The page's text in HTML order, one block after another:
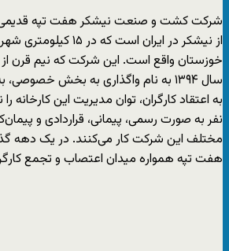
شرکت کشت و صنعت نیشکر هفت تپه
از نیشکر در ایران است که
خوزستان واقع است. این شرکت که نیم قرن
سال ۱۳۹۴ به نام واگذاری به بخش
به اعتقاد کارگران، توان مدیریت این کارخانه
نفر به صورت رسمی، پیمانی، قراردادی و
مختلف این شرکت کار می‌کنند. در یک دهه
هفت تپه همواره میدان اعتصاب و تجمع